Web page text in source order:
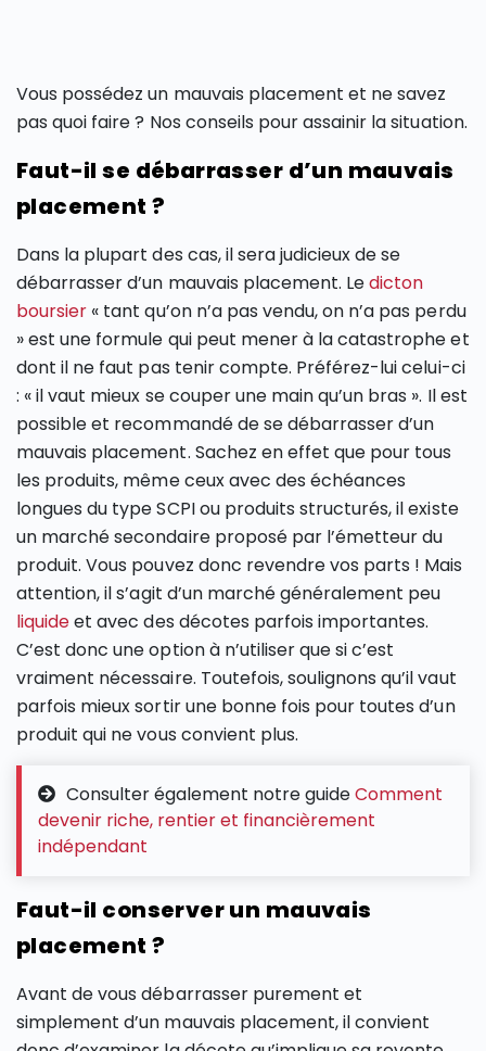
Vous possédez un mauvais placement et ne savez
pas quoi faire ? Nos conseils pour assainir la situation.
Faut-il se débarrasser d’un mauvais
placement ?
Dans la plupart des cas, il sera judicieux de se
débarrasser d’un mauvais placement. Ledicton
boursier « tant qu’on n’a pas vendu, on n’a pas perdu
» est une formule qui peut mener à la catastrophe et
dont il ne faut pas tenir compte. Préférez-lui celui-ci
: « il vaut mieux se couper une main qu’un bras ». Il est
possible et recommandé de se débarrasser d’un
mauvais placement. Sachez en effet que pour tous
les produits, même ceux avec des échéances
longues du type SCPI ou produits structurés, il existe
un marché secondaire proposé par l’émetteur du
produit. Vous pouvez donc revendre vos parts ! Mais
attention, il s’agit d’un marché généralement peu
liquideet avec des décotes parfois importantes.
C’est donc une option à n’utiliser que si c’est
vraiment nécessaire. Toutefois, soulignons qu’il vaut
parfois mieux sortir une bonne fois pour toutes d’un
produit qui ne vous convient plus.
Consulter également notre guideComment
devenir riche, rentier et financièrement
indépendant
Faut-il conserver un mauvais
placement ?
Avant de vous débarrasser purement et
simplement d’un mauvais placement, il convient